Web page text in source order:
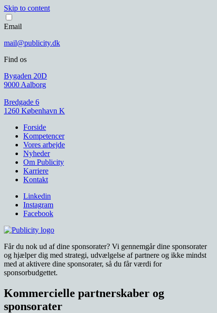
Skip to content
Email
mail@publicity.dk
Find os
Bygaden 20D
9000 Aalborg
Bredgade 6
1260 København K
Forside
Kompetencer
Vores arbejde
Nyheder
Om Publicity
Karriere
Kontakt
Linkedin
Instagram
Facebook
Får du nok ud af dine sponsorater? Vi gennemgår dine sponsorater
og hjælper dig med strategi, udvælgelse af partnere og ikke mindst
med at aktivere dine sponsorater, så du får værdi for
sponsorbudgettet.
Kommercielle partnerskaber og
sponsorater